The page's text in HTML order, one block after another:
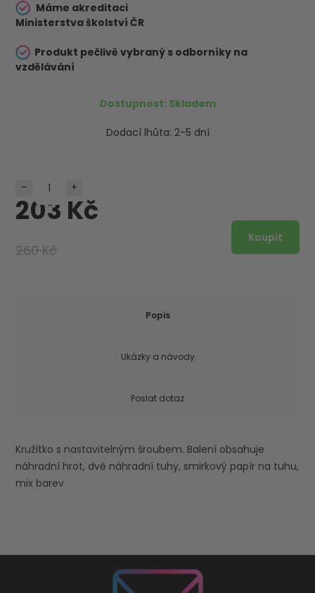
Máme akreditaci
Ministerstva školství ČR
Produkt pečlivě vybraný s odborníky na
vzdělávání
Dostupnost: Skladem
Dodací lhůta: 2-5 dní
260 Kč
203 Kč
- +
Popis
Ukázky a návody
Poslat dotaz
Kružítko s nastavitelným šroubem. Balení obsahuje
náhradní hrot, dvě náhradní tuhy, smirkový papír na tuhu,
mix barev